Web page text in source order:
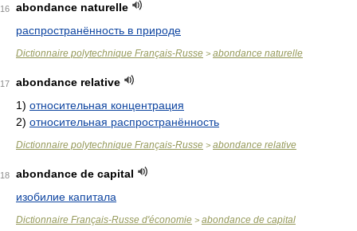
16
abondance naturelle
распространённость в природе
Dictionnaire polytechnique Français-Russe > abondance naturelle
17
abondance relative
1) относительная концентрация
2) относительная распространённость
Dictionnaire polytechnique Français-Russe > abondance relative
18
abondance de capital
изобилие капитала
Dictionnaire Français-Russe d'économie > abondance de capital